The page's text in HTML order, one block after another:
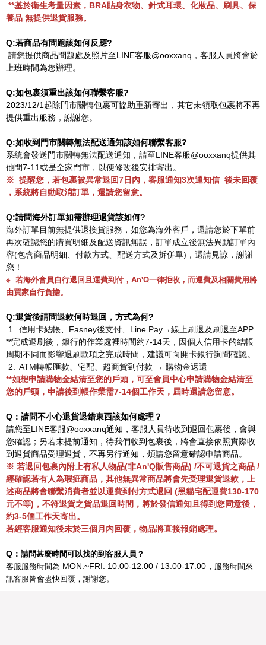
**基於衛生考量因素， BRA貼身衣物、針式耳環、化妝品、刷具、保
養品 無提供退貨服務。
Q:若商品有問題該如何反應?
請您提供商品問題處及照片至LINE客服@ooxxanq ，客服人員將會於
上班時間為您辦理。
Q:如包裹須重出該如何聯繫客服?
2023/12/1 起除門市關轉包裹可協助重新寄出，其它未領取包裹將不再
提供重出服務，謝謝您。
Q:如收到門市關轉無法配送通知該如何聯繫客服?
系統會發送門市關轉無法配送通知，請至LINE客服@ooxxanq提供其
他間7-11或是全家門市，以便修改後安排寄出。
※ 提醒您，若包裹被異常退回7日內，客服通知3次通知信 後未回覆
，系統將自動取消訂單，還請您留意。
Q:請問海外訂單如需辦理退貨該如何?
海外訂單目前無提供退換貨服務，如您為海外客戶，還請您於下單前
再次確認您的購買明細及配送資訊無誤，訂單成立後無法異動訂單內
容(包含商品明細、付款方式、配送方式及拆併單) ，還請見諒，謝謝
您！
※ 若海外會員自行退回且運費到付，An'Q一律拒收，而運費及相關費用將
由買家自行負擔。
Q:退貨後請問退款何時退回，方式為何?
1.
信用卡結帳、 Fasney後支付、Line Pay→線上刷退及刷退至APP
**完成退刷後，銀行的作業處裡時間約7-14天，因個人信用卡的結帳
周期不同而影響退刷款項之完成時間，建議可向開卡銀行詢問確認。
2.
ATM轉帳匯款、宅配、超商貨到付款 → 購物金返還
**如想申請購物金結清至您的戶頭，可至會員中心申請購物金結清至
您的戶頭，申請後到帳作業需7-14個工作天，屆時還請您留意。
Q ：請問不小心退貨退錯東西該如何處理？
請您至LINE客服@ooxxanq通知，客服人員待收到退回包裹後，會與
您確認；另若未提前通知，待我們收到包裹後，將會直接依照實際收
到退貨商品受理退貨，不再另行通知，煩請您留意確認申請商品。
※ 若退回包裹內附上有私人物品(非An'Q販售商品) /不可退貨之商品 /
經確認若有人為瑕疵商品，其他無異常商品將會先受理退貨退款，上
述商品將會聯繫消費者並以運費到付方式退回 (黑貓宅配運費130-170
元不等) ，不符退貨之貨品退回時間，將於發信通知且得到您同意後，
約3-5個工作天寄出。
若經客服通知後未於三個月內回覆，物品將直接報銷處理。
Q ： 請問甚麼時間可以找的到客服人員？
客服服務時間為 MON.~FRI. 10:00-12:00 / 13:00-17:00， 服務時間來
訊客服皆會盡快回覆，謝謝您。